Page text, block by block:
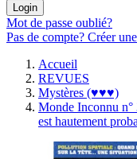
Login
Mot de passe oublié?
Pas de compte? Créer
Accueil
REVUES
Mystères (♥♥♥)
Monde Inconnu n°
est hautement